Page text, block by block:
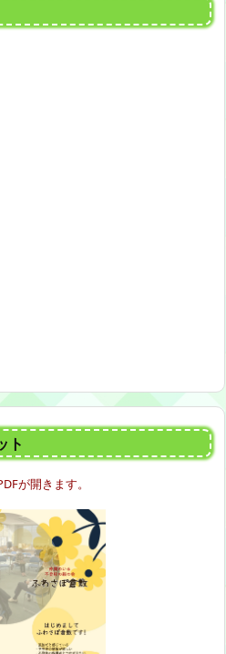
ト
が開きます。